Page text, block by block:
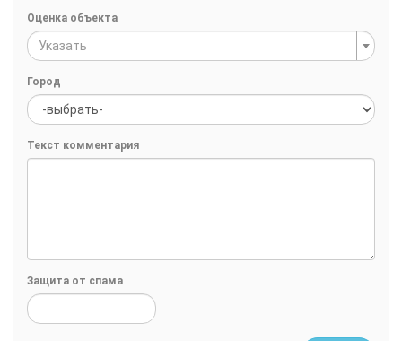
Оценка объекта
Указать
Город
Текст комментария
Защита от спама